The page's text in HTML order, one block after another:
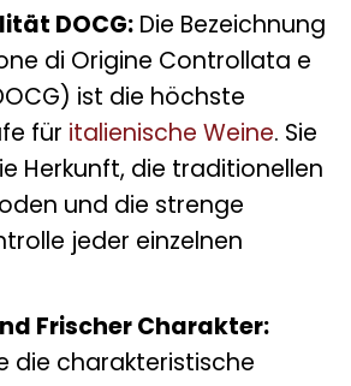
DOCG:Die Bezeichnung
di Origine Controllata e
ist die höchste
für italienische Weine. Sie
Herkunft, die traditionellen
und die strenge
jeder einzelnen
Frischer Charakter:
die charakteristische